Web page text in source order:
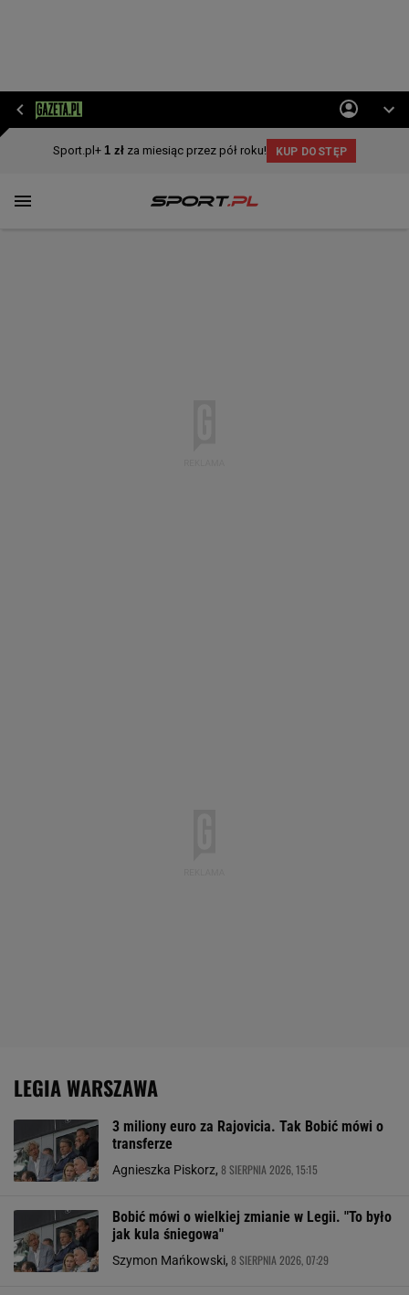
LEGIA WARSZAWA
3 miliony euro za Rajovicia. Tak Bobić mówi o
transferze
Agnieszka Piskorz, 8 SIERPNIA 2026, 15:15
Bobić mówi o wielkiej zmianie w Legii. "To było
jak kula śniegowa"
Szymon Mańkowski, 8 SIERPNIA 2026, 07:29